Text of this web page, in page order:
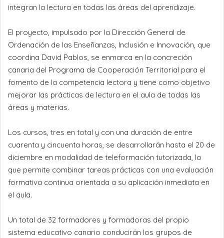
integran la lectura en todas las áreas del aprendizaje.
El proyecto, impulsado por la Dirección General de
Ordenación de las Enseñanzas, Inclusión e Innovación, que
coordina David Pablos, se enmarca en la concreción
canaria del Programa de Cooperación Territorial para el
fomento de la competencia lectora y tiene como objetivo
mejorar las prácticas de lectura en el aula de todas las
áreas y materias.
Los cursos, tres en total y con una duración de entre
cuarenta y cincuenta horas, se desarrollarán hasta el 20 de
diciembre en modalidad de teleformación tutorizada, lo
que permite combinar tareas prácticas con una evaluación
formativa continua orientada a su aplicación inmediata en
el aula.
Un total de 32 formadores y formadoras del propio
sistema educativo canario conducirán los grupos de